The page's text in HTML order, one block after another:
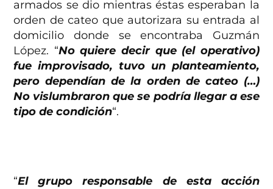
armados se dio mientras éstas esperaban la
orden de cateo que autorizara su entrada al
domicilio donde se encontraba Guzmán
López. “No quiere decir que (el operativo)
fue improvisado, tuvo un planteamiento,
pero dependían de la orden de cateo (…)
No vislumbraron que se podría llegar a ese
tipo de condición“.
“El grupo responsable de esta acción